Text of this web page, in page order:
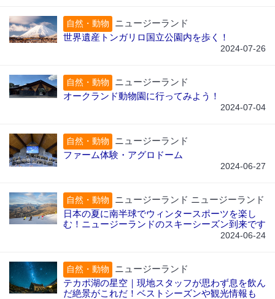
自然・動物
ニュージーランド
世界遺産トンガリロ国立公園内を歩く！
2024-07-26
自然・動物
ニュージーランド
オークランド動物園に行ってみよう！
2024-07-04
自然・動物
ニュージーランド
ファーム体験・アグロドーム
2024-06-27
自然・動物
ニュージーランド ニュージーランド
日本の夏に南半球でウィンタースポーツを楽し
む！ニュージーランドのスキーシーズン到来です
2024-06-24
自然・動物
ニュージーランド
テカポ湖の星空｜現地スタッフが思わず息を飲ん
だ絶景がこれだ！ベストシーズンや観光情報も